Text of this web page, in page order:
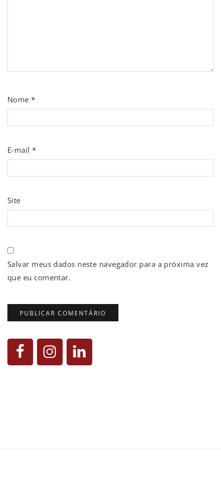
Nome*
E-mail*
Site
Salvar meus dados neste navegador para a próxima vez
que eu comentar.